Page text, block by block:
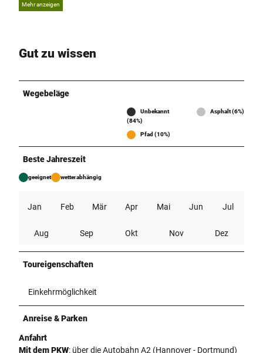
Mehr anzeigen
Gut zu wissen
Wegebeläge
Unbekannt
(84%)
Asphalt (6%)
Pfad (10%)
Beste Jahreszeit
geeignet wetterabhängig
Jan Feb Mär Apr Mai Jun Jul
Aug Sep Okt Nov Dez
Toureigenschaften
Einkehrmöglichkeit
Anreise & Parken
Anfahrt
Mit dem PKW: über die Autobahn A2 (Hannover - Dortmund)